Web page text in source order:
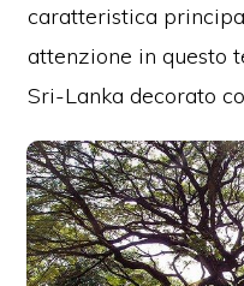
caratteristica
attenzione in questo
Sri-Lanka decorato